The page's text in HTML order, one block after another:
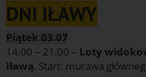
DNI IŁAWY
Piątek 03.07
14.00 – 21.00 – Loty
Iławą. Start: murawa